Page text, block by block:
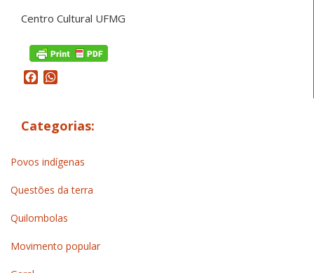
Centro Cultural UFMG
Facebook
Categorias:
Povos indígenas
Questões da terra
Quilombolas
Movimento popular